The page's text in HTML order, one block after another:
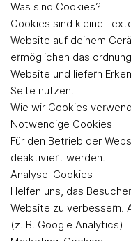
Was sind Cookies?
Cookies sind kleine
Website auf deinem
ermöglichen das
Website und liefern
Seite nutzen.
Wie wir Cookies
Notwendige Cookies
Für den Betrieb der
deaktiviert werden.
Analyse-Cookies
Helfen uns, das
Website zu verbessern.
(z. B. Google Analytics)